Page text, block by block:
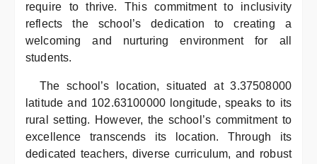
require to thrive. This commitment to inclusivity
reflects the school’s dedication to creating a
welcoming and nurturing environment for all
students.
The school’s location, situated at 3.37508000
latitude and 102.63100000 longitude, speaks to its
rural setting. However, the school’s commitment to
excellence transcends its location. Through its
dedicated teachers, diverse curriculum, and robust